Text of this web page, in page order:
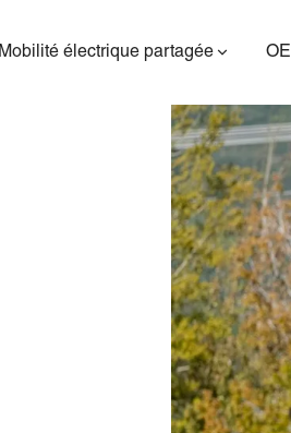
Mobilité électrique partagée
ES400A